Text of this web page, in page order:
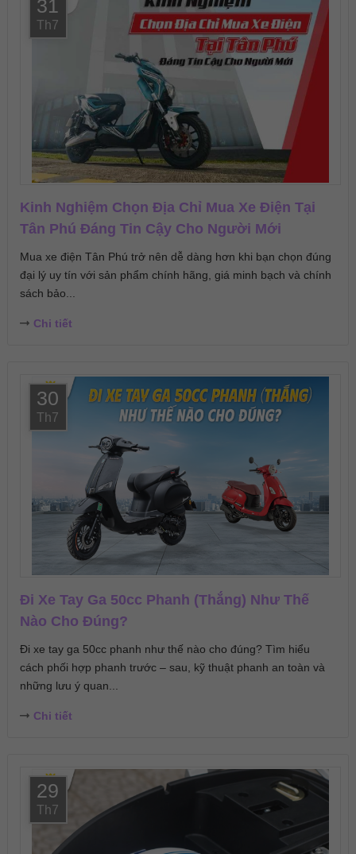
31
Th7
Kinh Nghiệm Chọn Địa Chỉ Mua Xe Điện Tại
Tân Phú Đáng Tin Cậy Cho Người Mới
Mua xe điện Tân Phú trở nên dễ dàng hơn khi bạn chọn đúng
đại lý uy tín với sản phẩm chính hãng, giá minh bạch và chính
sách bảo...
Chi tiết
30
Th7
Đi Xe Tay Ga 50cc Phanh (Thắng) Như Thế
Nào Cho Đúng?
Đi xe tay ga 50cc phanh như thế nào cho đúng? Tìm hiểu
cách phối hợp phanh trước – sau, kỹ thuật phanh an toàn và
những lưu ý quan...
Chi tiết
29
Th7